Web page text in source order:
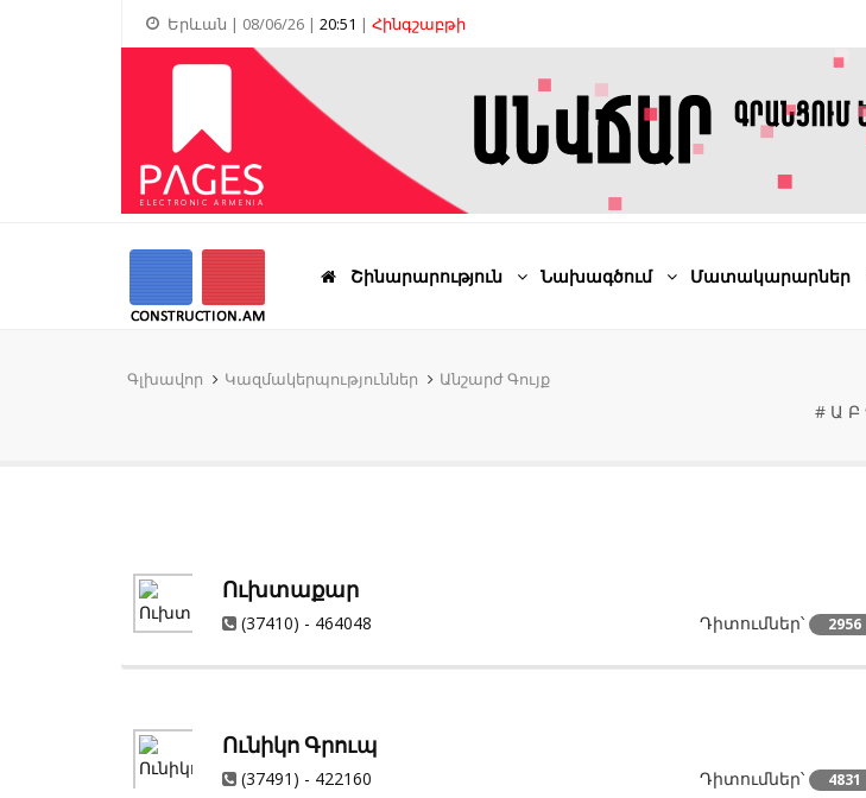
Երևան | 08/06/26 | 20:51 | Հինգշաբթի
Շինարարություն Նախագծում Մատակարարներ
Գլխավոր Կազմակերպություններ Անշարժ Գույք
# Ա Բ
Ուխտաքար
Դիտումներ՝ 2956
(37410) - 464048
Ունիկո Գրուպ
Դիտումներ՝ 4831
(37491) - 422160